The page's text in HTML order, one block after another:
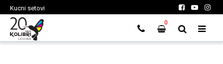
Kucni setovi
0